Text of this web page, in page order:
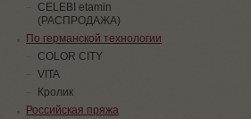
СELEBI etamin
(РАСПРОДАЖА)
По германской технологии
COLOR CITY
VITA
Кролик
Российская пряжа